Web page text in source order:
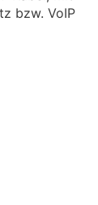
bzw. VoIP